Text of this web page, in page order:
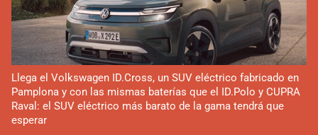
Llega el Volkswagen ID.Cross, un SUV eléctrico fabricado en
Pamplona y con las mismas baterías que el ID.Polo y CUPRA
Raval: el SUV eléctrico más barato de la gama tendrá que
esperar